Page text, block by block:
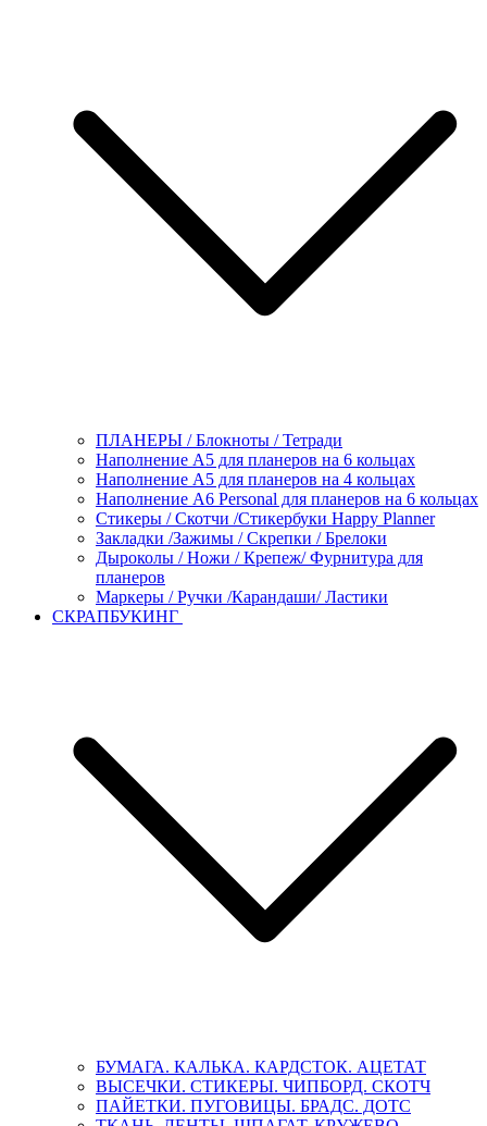
ПЛАНЕРЫ / Блокноты / Тетради
Наполнение А5 для планеров на 6 кольцах
Наполнение А5 для планеров на 4 кольцах
Наполнение А6 Personal для планеров на 6 кольцах
Стикеры / Скотчи /Стикербуки Happy Planner
Закладки /Зажимы / Скрепки / Брелоки
Дыроколы / Ножи / Крепеж/ Фурнитура для
планеров
Маркеры / Ручки /Карандаши/ Ластики
СКРАПБУКИНГ
БУМАГА. КАЛЬКА. КАРДСТОК. АЦЕТАТ
ВЫСЕЧКИ. СТИКЕРЫ. ЧИПБОРД. СКОТЧ
ПАЙЕТКИ. ПУГОВИЦЫ. БРАДС. ДОТС